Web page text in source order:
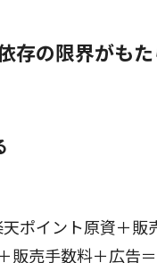
存の限界がも
ポイント原資＋
販売手数料＋広告